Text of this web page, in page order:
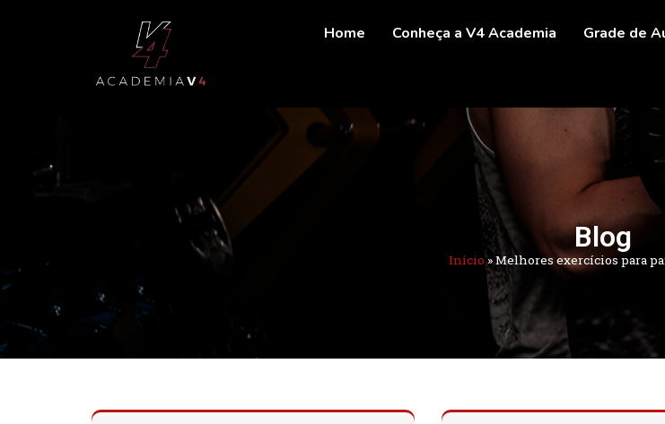
Home Conheça a V4 Academia Grade de
Blog
Início»Melhores exercícios para